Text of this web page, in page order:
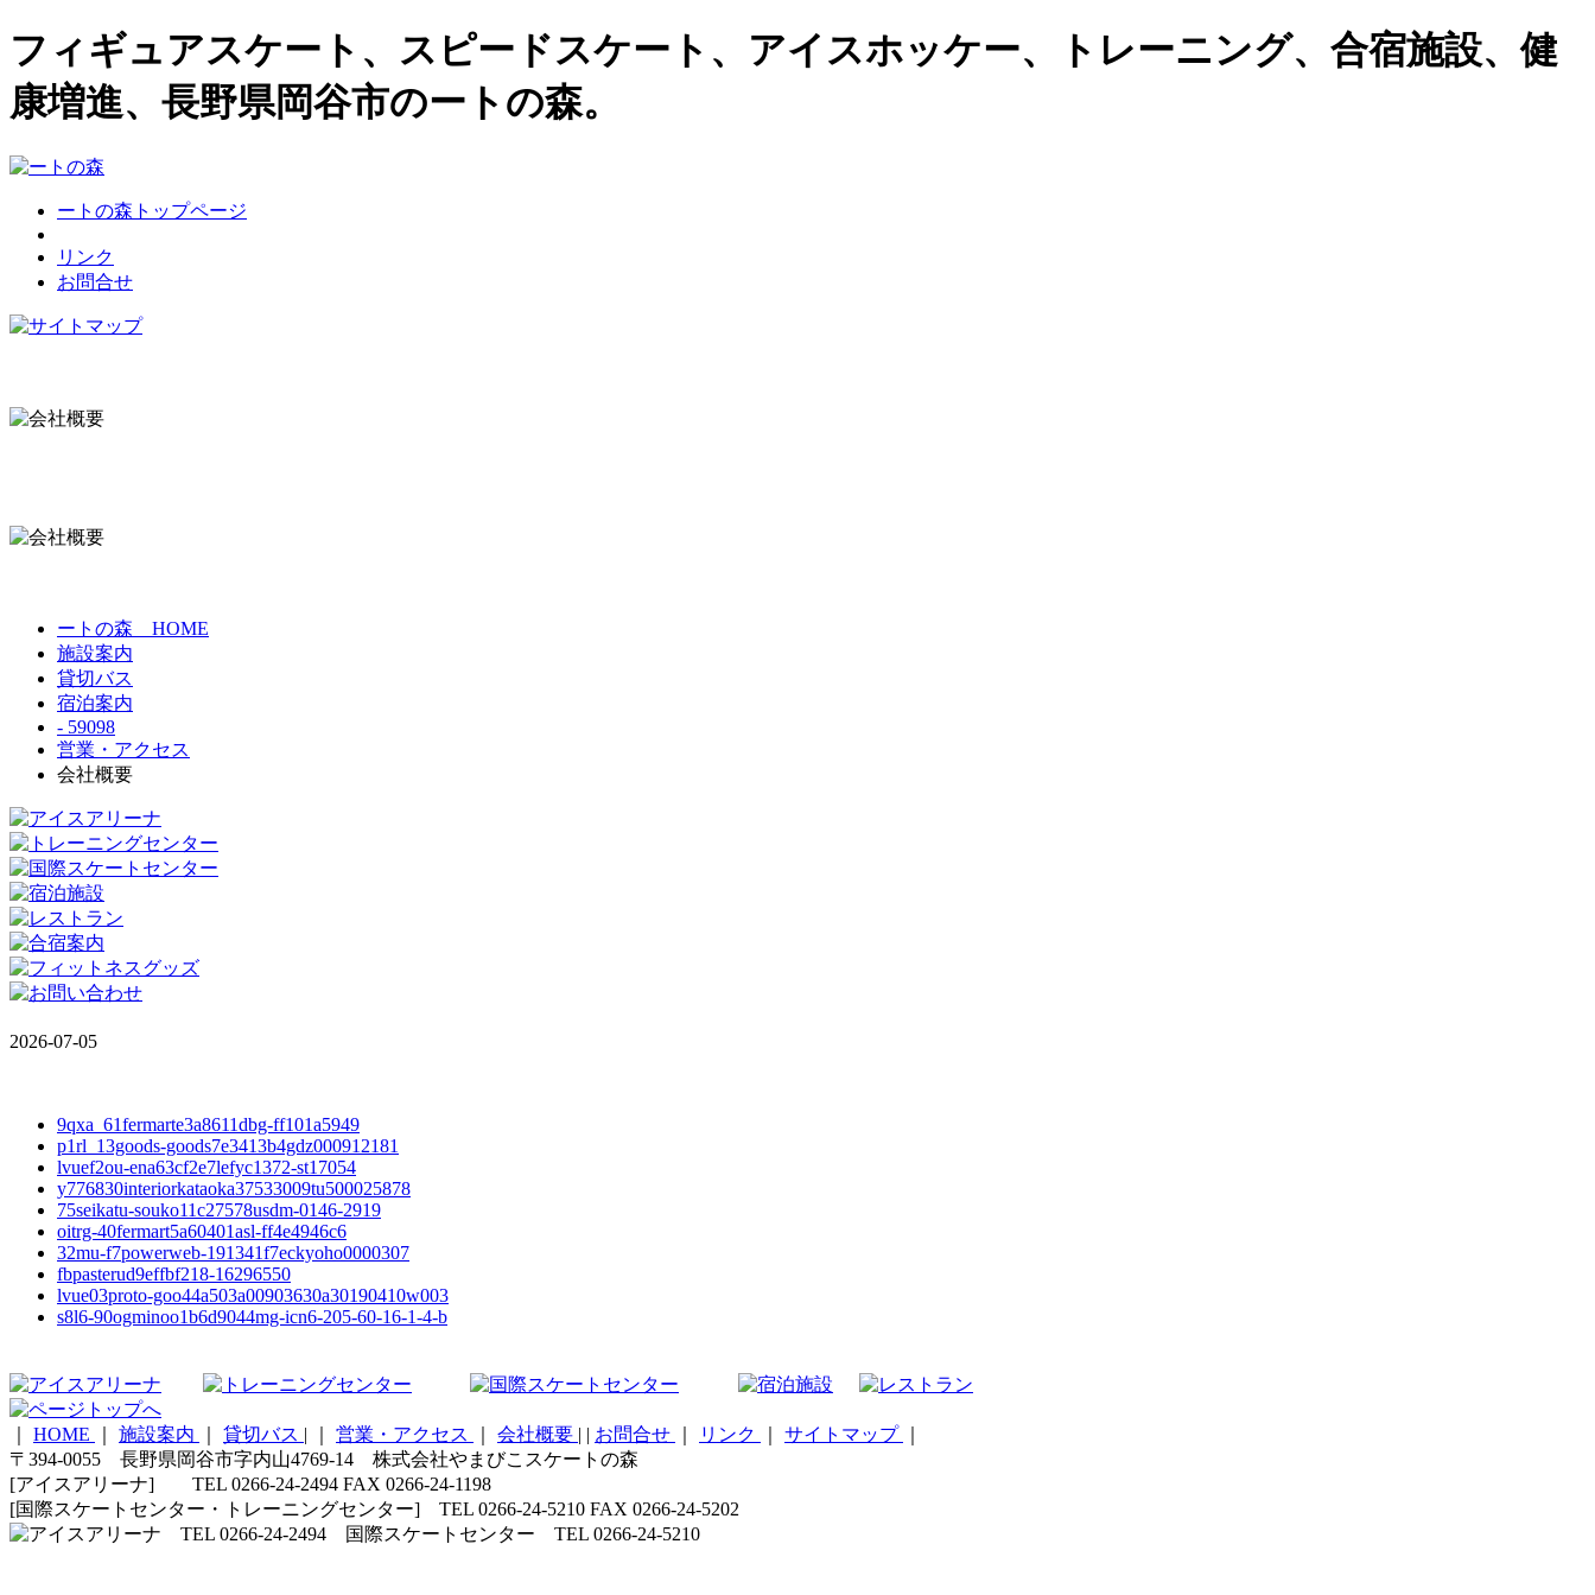
フィギュアスケート、スピードスケート、アイスホッケー、トレーニング、合宿施設、健
康増進、長野県岡谷市のートの森。
ートの森トップページ
リンク
お問合せ
ートの森 HOME
施設案内
貸切バス
宿泊案内
- 59098
営業・アクセス
会社概要
2026-07-05
9qxa_61fermarte3a8611dbg-ff101a5949
p1rl_13goods-goods7e3413b4gdz000912181
lvuef2ou-ena63cf2e7lefyc1372-st17054
y776830interiorkataoka37533009tu500025878
75seikatu-souko11c27578usdm-0146-2919
oitrg-40fermart5a60401asl-ff4e4946c6
32mu-f7powerweb-191341f7eckyoho0000307
fbpasterud9effbf218-16296550
lvue03proto-goo44a503a00903630a30190410w003
s8l6-90ogminoo1b6d9044mg-icn6-205-60-16-1-4-b
HOME 施設案内 貸切バス | 営業・アクセス 会社概要 | | お問合せ リンク サイトマップ
〒394-0055 長野県岡谷市字内山4769-14 株式会社やまびこスケートの森
[アイスアリーナ] TEL 0266-24-2494 FAX 0266-24-1198
[国際スケートセンター・トレーニングセンター] TEL 0266-24-5210 FAX 0266-24-5202